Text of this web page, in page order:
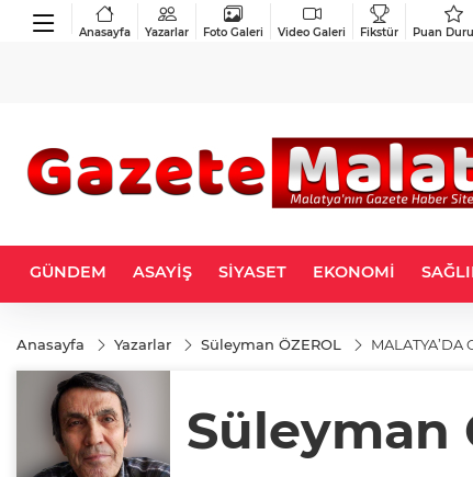
Anasayfa Yazarlar Foto Galeri Video Galeri Fikstür Puan
GÜNDEM ASAYİŞ SİYASET EKONOMİ
Anasayfa Yazarlar Süleyman ÖZEROL
Süleyman